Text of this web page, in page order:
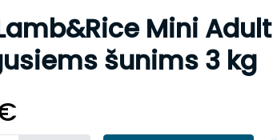
Mini
šunims 3 kg